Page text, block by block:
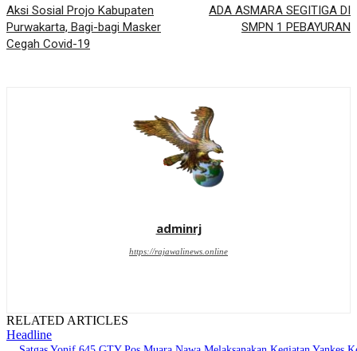
Aksi Sosial Projo Kabupaten
Purwakarta, Bagi-bagi Masker
Cegah Covid-19
ADA ASMARA SEGITIGA DI
SMPN 1 PEBAYURAN
adminrj
https://rajawalinews.online
RELATED ARTICLES
Headline